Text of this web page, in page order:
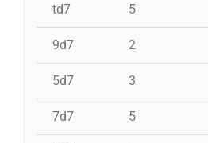
td7 5
9d7 2
5d7 3
7d7 5